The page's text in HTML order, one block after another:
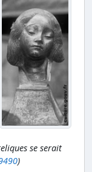
se serait
)